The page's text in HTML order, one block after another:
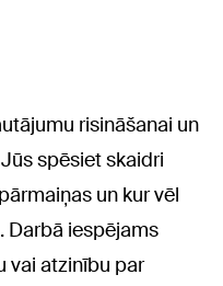
risināšanai un
spēsiet skaidri
un kur vēl
Darbā iespējams
vai atzinību par